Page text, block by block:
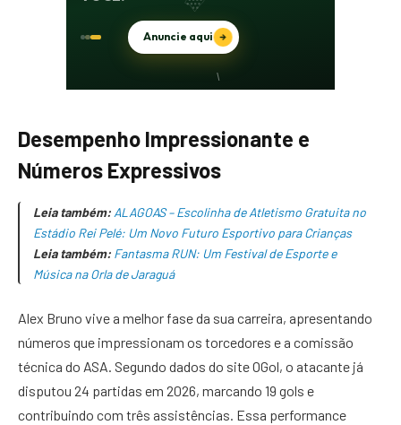
Desempenho Impressionante e
Números Expressivos
Leia também: ALAGOAS – Escolinha de Atletismo Gratuita no
Estádio Rei Pelé: Um Novo Futuro Esportivo para Crianças
Leia também: Fantasma RUN: Um Festival de Esporte e
Música na Orla de Jaraguá
Alex Bruno vive a melhor fase da sua carreira, apresentando
números que impressionam os torcedores e a comissão
técnica do ASA. Segundo dados do site OGol, o atacante já
disputou 24 partidas em 2026, marcando 19 gols e
contribuindo com três assistências. Essa performance